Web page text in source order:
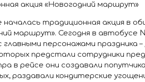
акция «Новогодний маршрут»
началась традиционная акция в
маршрут». Сегодня в автобусе
главными персонажами праздника
предстали сотрудники
в рейсе они создавали
раздавали кондитерские